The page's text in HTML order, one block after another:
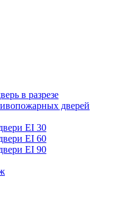
в разрезе
дверей
EI 30
EI 60
EI 90